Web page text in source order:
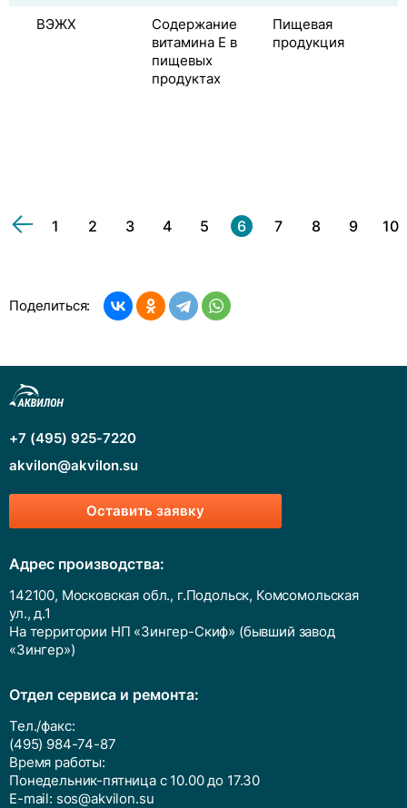
ВЭЖХ
Содержание
витамина E в
пищевых
продуктах
Пищевая
продукция
1 2 3 4 5 6 7 8 9 10
Поделиться:
Оставить заявку
+7 (495) 925-7220
akvilon@akvilon.su
Адрес производства:
142100, Московская обл., г.Подольск, Комсомольская
ул., д.1
На территории НП «Зингер-Скиф» (бывший завод
«Зингер»)
Отдел сервиса и ремонта:
Тел./факс:
(495) 984-74-87
Время работы:
Понедельник-пятница с 10.00 до 17.30
E-mail: sos@akvilon.su